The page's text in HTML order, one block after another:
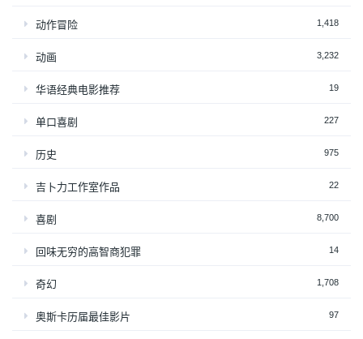
动作冒险 1,418
动画 3,232
华语经典电影推荐 19
单口喜剧 227
历史 975
吉卜力工作室作品 22
喜剧 8,700
回味无穷的高智商犯罪 14
奇幻 1,708
奥斯卡历届最佳影片 97